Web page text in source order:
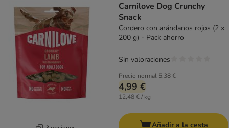
Carnilove Dog Crunchy
Snack
Cordero con arándanos rojos (2 x
200 g) - Pack ahorro
Precio normal 5,38 €
4,99 €
12,48 € / kg
Sin valoraciones
Añadir a la cesta